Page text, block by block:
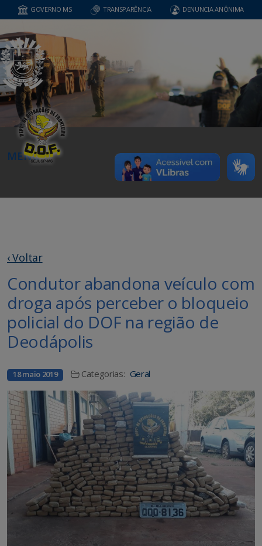
GOVERNO MS TRANSPARÊNCIA DENUNCIA ANÔNIMA
MENU
‹ Voltar
Condutor abandona veículo com
droga após perceber o bloqueio
policial do DOF na região de
Deodápolis
18 maio 2019 Categorias: Geral